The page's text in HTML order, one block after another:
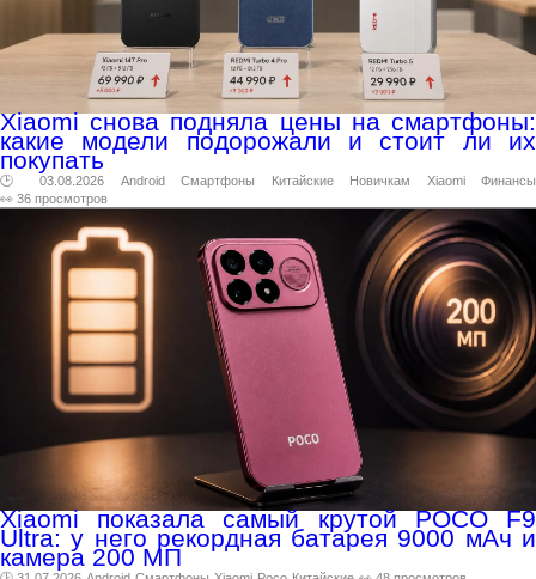
Xiaomi снова подняла цены на смартфоны:
какие модели подорожали и стоит ли их
покупать
🕑 03.08.2026 Android Смартфоны Китайские Новичкам Xiaomi
Финансы
👀 36 просмотров
Xiaomi показала самый крутой POCO F9
Ultra: у него рекордная батарея 9000 мАч и
камера 200 МП